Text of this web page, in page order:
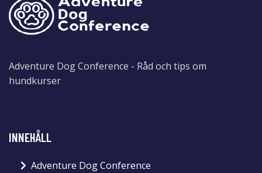
Adventure Dog Conference - Råd och tips om
hundkurser
INNEHÅLL
Adventure Dog Conference